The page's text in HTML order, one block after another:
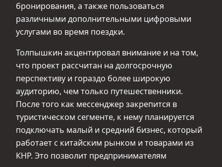
бронирования, а также пользоваться
различными дополнительными цифровыми
услугами во время поездки.
Толпышкин акцентировал внимание и на том,
что проект рассчитан на долгосрочную
перспективу и гораздо более широкую
аудиторию, чем только путешественники.
После того как мессенджер закрепится в
туристическом сегменте, к нему планируется
подключать малый и средний бизнес, который
работает с китайским рынком и товарами из
КНР. Это позволит предпринимателям